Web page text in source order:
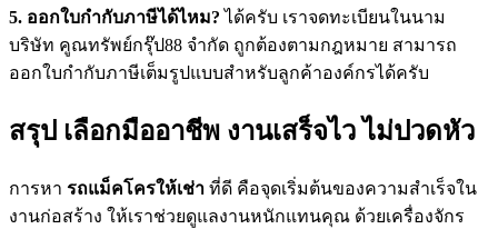
5. ออกใบกำกับภาษีได้ไหม? ได้ครับ เราจดทะเบียนในนาม
บริษัท คูณทรัพย์กรุ๊ป88 จำกัด ถูกต้องตามกฎหมาย สามารถ
ออกใบกำกับภาษีเต็มรูปแบบสำหรับลูกค้าองค์กรได้ครับ
สรุป เลือกมืออาชีพ งานเสร็จไว ไม่ปวดหัว
การหา รถแม็คโครให้เช่า ที่ดี คือจุดเริ่มต้นของความสำเร็จใน
งานก่อสร้าง ให้เราช่วยดูแลงานหนักแทนคุณ ด้วยเครื่องจักร